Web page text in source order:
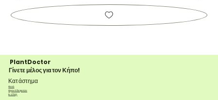
PlantDoctor
Γίνετε μέλος για τον Κήπο!
Κατάστημα
Φυτά
Φροντίδα φυτών
e-shop